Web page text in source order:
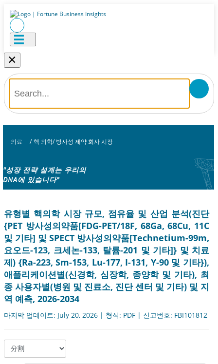
×
의료 / 핵 의학/ 방사성 제약 회사 시장
"성장 전략 설계는 우리의
DNA에 있습니다"
유형별 핵의학 시장 규모, 점유율 및 산업 분석(진단
{PET 방사성의약품[FDG-PET/18F, 68Ga, 68Cu, 11C
및 기타] 및 SPECT 방사성의약품[Technetium-99m,
요오드-123, 크세논-133, 탈륨-201 및 기타]} 및 치료
제) {Ra-223, Sm-153, Lu-177, I-131, Y-90 및 기타}),
애플리케이션별(신경학, 심장학, 종양학 및 기타), 최
종 사용자별(병원 및 진료소, 진단 센터 및 기타) 및 지
역 예측, 2026-2034
마지막 업데이트: July 20, 2026 | 형식: PDF | 신고번호: FBI101812